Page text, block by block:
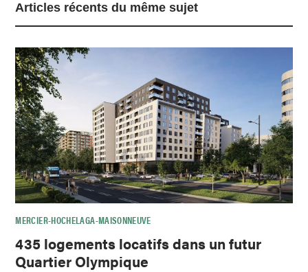
Articles récents du même sujet
MERCIER-HOCHELAGA-MAISONNEUVE
435 logements locatifs dans un futur
Quartier Olympique